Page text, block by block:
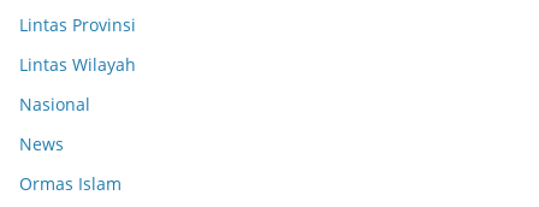
Lintas Provinsi
Lintas Wilayah
Nasional
News
Ormas Islam